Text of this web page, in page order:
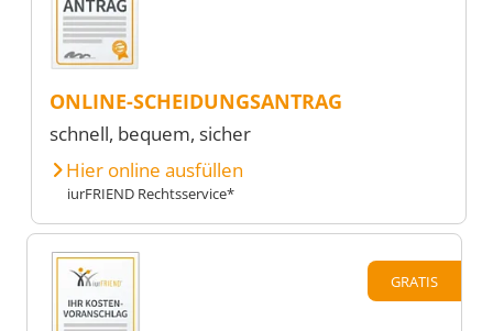
ONLINE-SCHEIDUNGSANTRAG
schnell, bequem, sicher
Hier online ausfüllen
iurFRIEND Rechtsservice*
GRATIS